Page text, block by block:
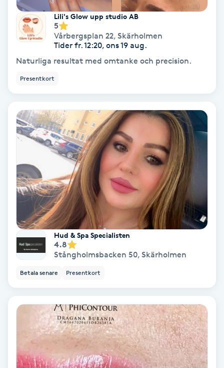
Color correction
Cryoterapi
Diamantslipning
Enzympeeling
Extensions
Extensions borttagning
Eyeliner-tatuering
Faceliftmassage
Fet hårbotten
Lili's Glow upp studio AB
5
Vårbergsplan 22, Skärholmen
Tider fr. 12:20, ons 19 aug.
Naturliga resultat med omtanke och precision.
Presentkort
Hud & Spa Specialisten
4.8
Stångholmsbacken 50, Skärholmen
Betala senare Presentkort